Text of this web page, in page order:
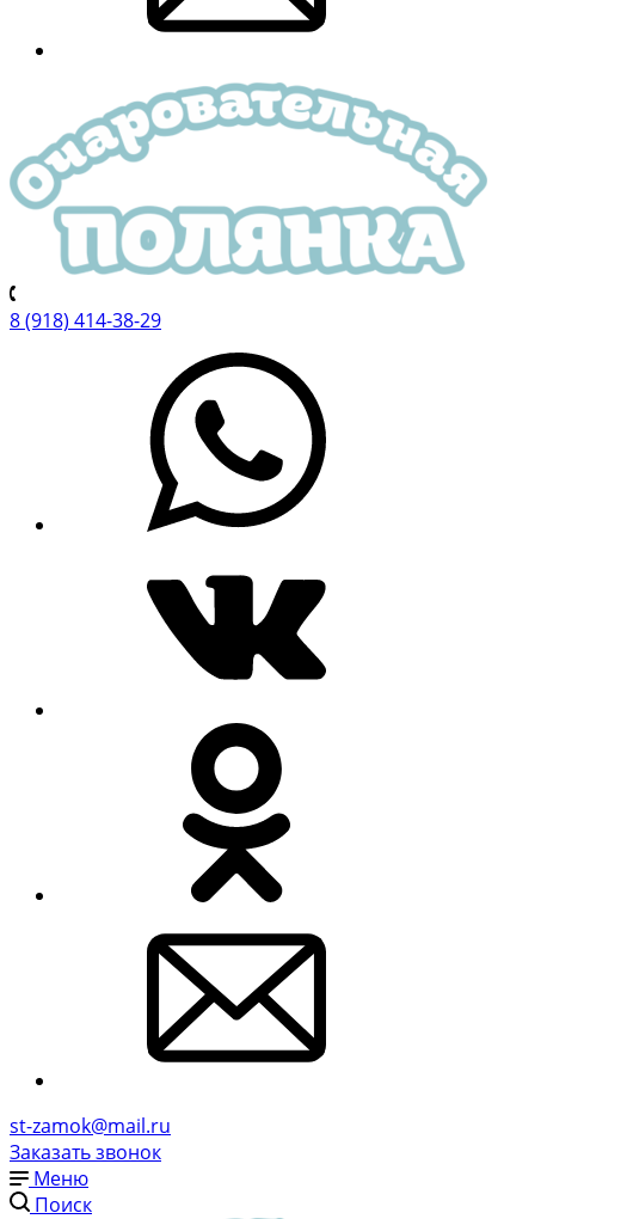
8 (918) 414-38-29
st-zamok@mail.ru
Заказать звонок
Меню
Поиск